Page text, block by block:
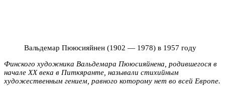
Вальдемар Пююсияйнен (1902 — 1978) в 1957 году
Финского художника Вальдемара Пююсияйнена, родившегося в
начале XX века в Питкяранте, называли стихийным
художественным гением, равного которому нет во всей Европе.